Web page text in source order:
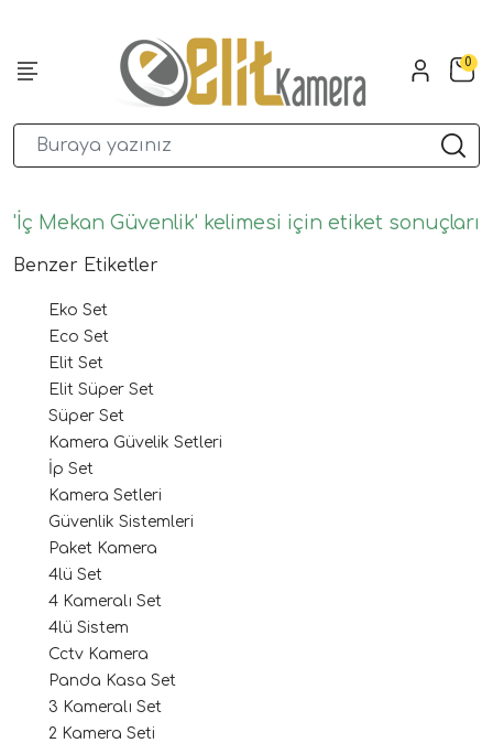
0
'İç Mekan Güvenlik' kelimesi için etiket sonuçları
Benzer Etiketler
Eko Set
Eco Set
Elit Set
Elit Süper Set
Süper Set
Kamera Güvelik Setleri
İp Set
Kamera Setleri
Güvenlik Sistemleri
Paket Kamera
4lü Set
4 Kameralı Set
4lü Sistem
Cctv Kamera
Panda Kasa Set
3 Kameralı Set
2 Kamera Seti